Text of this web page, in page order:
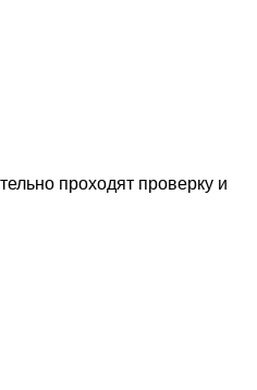
проходят проверку и